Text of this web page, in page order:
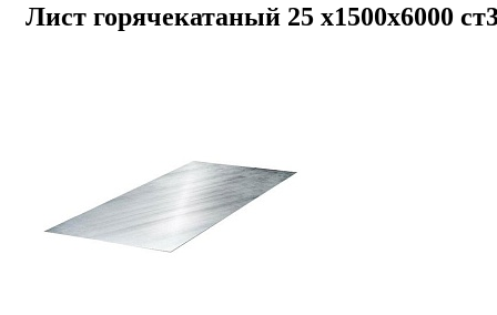
Лист горячекатаный 25 х1500х6000